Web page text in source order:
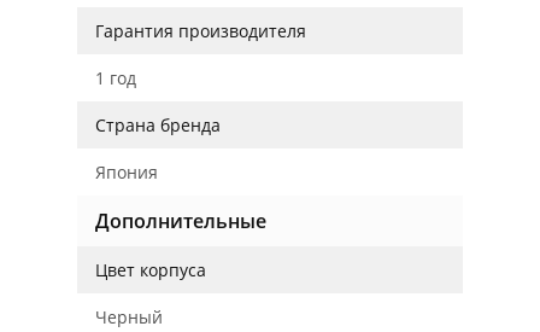
Гарантия производителя
1 год
Страна бренда
Япония
Дополнительные
Цвет корпуса
Черный